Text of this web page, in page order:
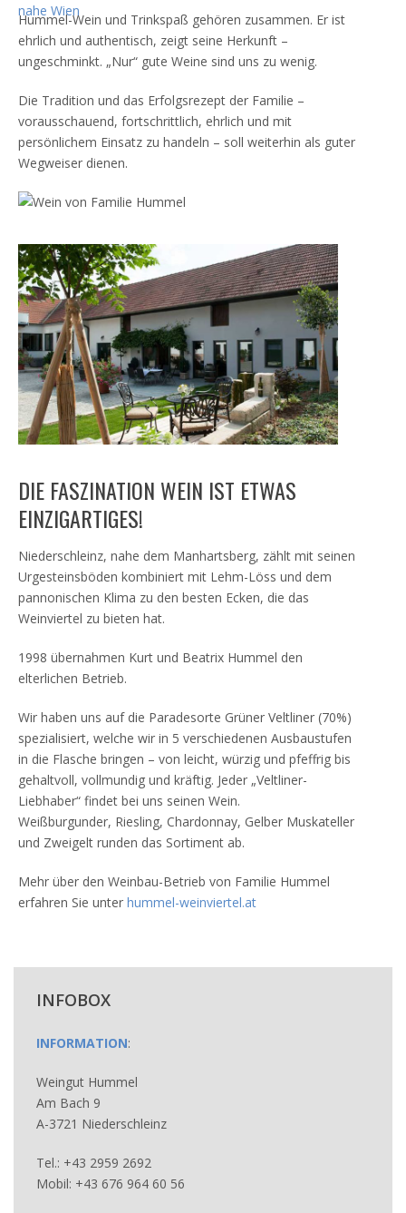
Hummel-Wein und Trinkspaß gehören zusammen. Er ist
ehrlich und authentisch, zeigt seine Herkunft –
ungeschminkt. „Nur“ gute Weine sind uns zu wenig.
Die Tradition und das Erfolgsrezept der Familie –
vorausschauend, fortschrittlich, ehrlich und mit
persönlichem Einsatz zu handeln – soll weiterhin als guter
Wegweiser dienen.
DIE FASZINATION WEIN IST ETWAS
EINZIGARTIGES!
Niederschleinz, nahe dem Manhartsberg, zählt mit seinen
Urgesteinsböden kombiniert mit Lehm-Löss und dem
pannonischen Klima zu den besten Ecken, die das
Weinviertel zu bieten hat.
1998 übernahmen Kurt und Beatrix Hummel den
elterlichen Betrieb.
Wir haben uns auf die Paradesorte Grüner Veltliner (70%)
spezialisiert, welche wir in 5 verschiedenen Ausbaustufen
in die Flasche bringen – von leicht, würzig und pfeffrig bis
gehaltvoll, vollmundig und kräftig. Jeder „Veltliner-
Liebhaber“ findet bei uns seinen Wein.
Weißburgunder, Riesling, Chardonnay, Gelber Muskateller
und Zweigelt runden das Sortiment ab.
Mehr über den Weinbau-Betrieb von Familie Hummel
erfahren Sie unter hummel-weinviertel.at
INFOBOX
INFORMATION:
Weingut Hummel
Am Bach 9
A-3721 Niederschleinz
Tel.: +43 2959 2692
Mobil: +43 676 964 60 56